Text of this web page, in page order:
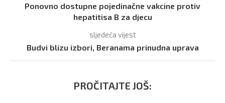
Ponovno dostupne pojedinačne vakcine protiv
hepatitisa B za djecu
sljedeća vijest
Budvi blizu izbori, Beranama prinudna uprava
PROČITAJTE JOŠ: